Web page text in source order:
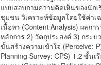
แบบสอบถามความคิดเห็นของนัก
ชุมชน วิเคราะห์ข้อมูลโดยใช้ค่าเ
เนื้อหา (Content Analysis) ผลก
หลักการ 2) วัตถุประสงค์ 3) กระ
ขั้นสร้างความเข้าใจ (Perceive:
Planning Survey: CPS) 1.2 ขั้น